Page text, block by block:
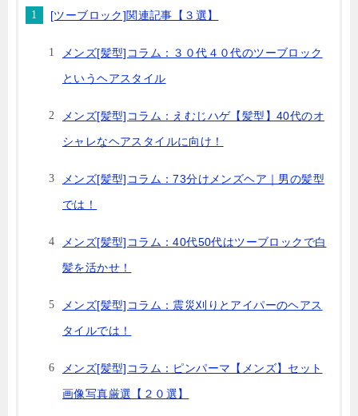
[ツーブロック]関連記事【３選】
メンズ[髪型]コラム：３０代４０代のツーブロック
というヘアスタイル
メンズ[髪型]コラム：えむじハゲ【髪型】40代のオ
シャレなヘアスタイルに向け！
メンズ[髪型]コラム：73分けメンズヘア｜男の髪型
では！
メンズ[髪型]コラム：40代50代はツーブロックで白
髪を活かせ！
メンズ[髪型]コラム：震災刈りとアイパーのヘアス
タイルでは！
メンズ[髪型]コラム：ピンパーマ【メンズ】セット
画像写真厳選【２０選】